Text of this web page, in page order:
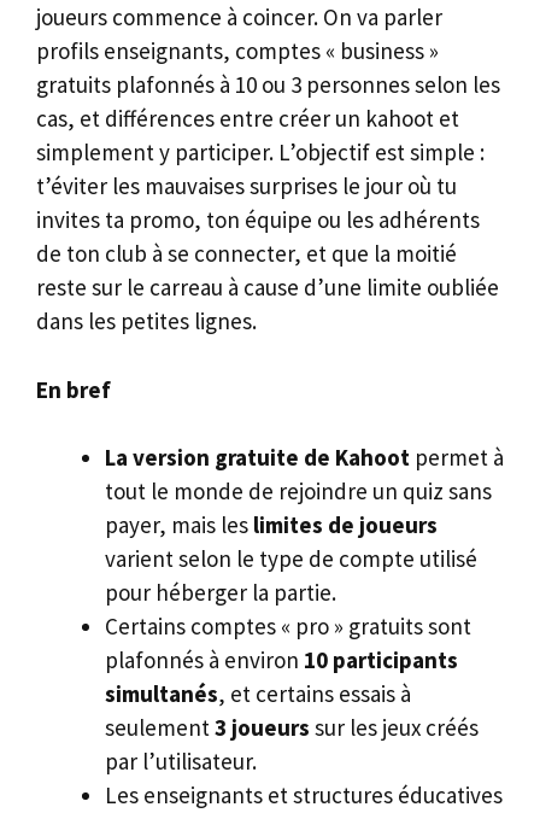
joueurs commence à coincer. On va parler
profils enseignants, comptes « business »
gratuits plafonnés à 10 ou 3 personnes selon les
cas, et différences entre créer un kahoot et
simplement y participer. L’objectif est simple :
t’éviter les mauvaises surprises le jour où tu
invites ta promo, ton équipe ou les adhérents
de ton club à se connecter, et que la moitié
reste sur le carreau à cause d’une limite oubliée
dans les petites lignes.
En bref
La version gratuite de Kahoot permet à
tout le monde de rejoindre un quiz sans
payer, mais les limites de joueurs
varient selon le type de compte utilisé
pour héberger la partie.
Certains comptes « pro » gratuits sont
plafonnés à environ 10 participants
simultanés, et certains essais à
seulement3 joueurs sur les jeux créés
par l’utilisateur.
Les enseignants et structures éducatives